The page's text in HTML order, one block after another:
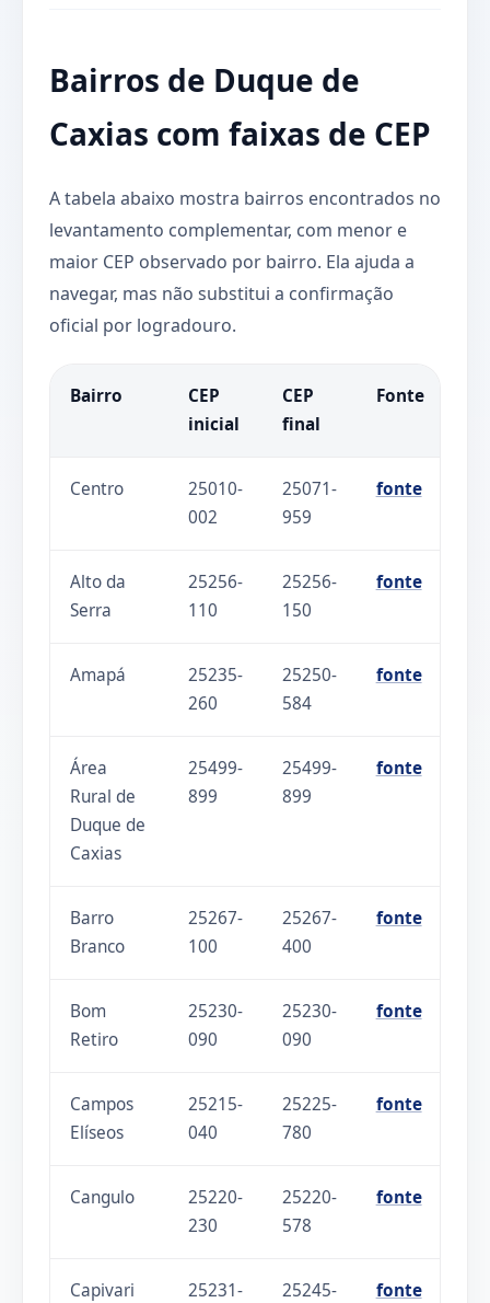
Bairros de Duque de
Caxias com faixas de CEP
A tabela abaixo mostra bairros encontrados no
levantamento complementar, com menor e
maior CEP observado por bairro. Ela ajuda a
navegar, mas não substitui a confirmação
oficial por logradouro.
Bairro
CEP
inicial
CEP
final
Fonte
Centro
25010-
002
25071-
959
fonte
Alto da
Serra
25256-
110
25256-
150
fonte
Amapá
25235-
260
25250-
584
fonte
Área
Rural de
Duque de
Caxias
25499-
899
25499-
899
fonte
Barro
Branco
25267-
100
25267-
400
fonte
Bom
Retiro
25230-
090
25230-
090
fonte
Campos
Elíseos
25215-
040
25225-
780
fonte
Cangulo
25220-
230
25220-
578
fonte
Capivari
25231-
25245-
fonte